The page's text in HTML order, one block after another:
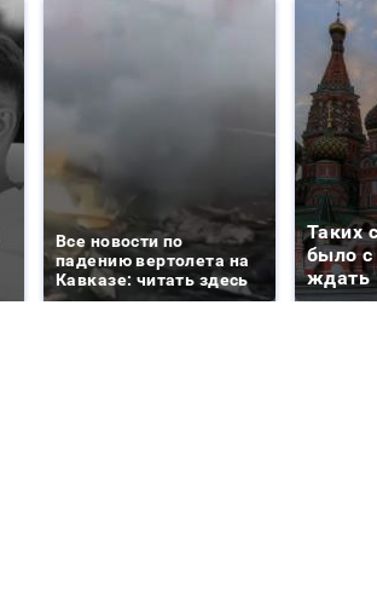
Все новости по
падению вертолета на
Кавказе: читать здесь
Таких
было с
ждать